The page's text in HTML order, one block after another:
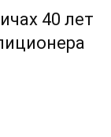
40 лет